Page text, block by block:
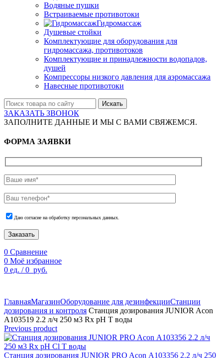
Водяные пушки
Встраиваемые противотоки
Гидромассаж
Душевые стойки
Комплектующие для оборудования для
гидромассажа, противотоков
Комплектующие и принадлежности водопадов,
душей
Компрессоры низкого давления для аэромассажа
Навесные противотоки
Искать
ЗАКАЗАТЬ ЗВОНОК
ЗАПОЛНИТЕ ДАННЫЕ И МЫ С ВАМИ СВЯЖЕМСЯ.
ФОРМА ЗАЯВКИ
Даю согласие на обработку персональных данных.
Заказать
0 Сравнение
0 Моё избранное
0 ед. / 0 руб.
ГлавнаяМагазинОборудование для дезинфекцииСтанции
дозирования и контроля Станция дозирования JUNIOR Acon
A103519 2.2 л/ч 250 м3 Rx pH T воды
Previous product
Станция дозирования JUNIOR PRO Acon А103356 2.2 л/ч 250